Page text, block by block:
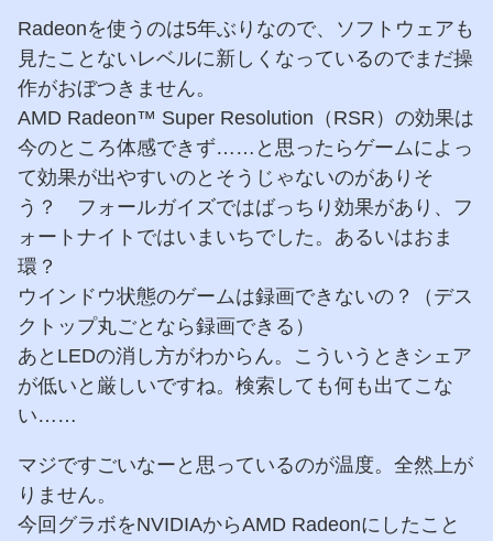
Radeonを使うのは5年ぶりなので、ソフトウェアも
見たことないレベルに新しくなっているのでまだ操
作がおぼつきません。
AMD Radeon™ Super Resolution（RSR）の効果は
今のところ体感できず……と思ったらゲームによっ
て効果が出やすいのとそうじゃないのがありそ
う？ フォールガイズではばっちり効果があり、フ
ォートナイトではいまいちでした。あるいはおま
環？
ウインドウ状態のゲームは録画できないの？（デス
クトップ丸ごとなら録画できる）
あとLEDの消し方がわからん。こういうときシェア
が低いと厳しいですね。検索しても何も出てこな
い……
マジですごいなーと思っているのが温度。全然上が
りません。
今回グラボをNVIDIAからAMD Radeonにしたこと